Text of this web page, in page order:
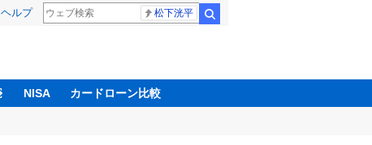
ヘルプ 松下洸平
NISA カードローン比較